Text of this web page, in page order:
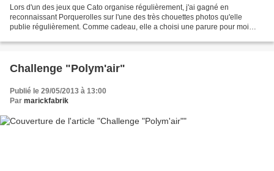
Lors d'un des jeux que Cato organise régulièrement, j'ai gagné en
reconnaissant Porquerolles sur l'une des très chouettes photos qu'elle
publie régulièrement. Comme cadeau, elle a choisi une parure pour moi
Challenge "Polym'air"
Publié le 29/05/2013 à 13:00
Par marickfabrik